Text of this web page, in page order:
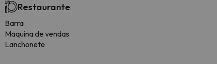
Restaurante
Barra
Maquina de vendas
Lanchonete